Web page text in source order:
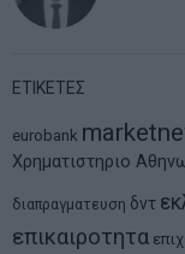
ΕΤΙΚΕΤΕΣ
eurobank
Χρηματιστηριο
διαπραγματευση δντ
επικαιροτητα